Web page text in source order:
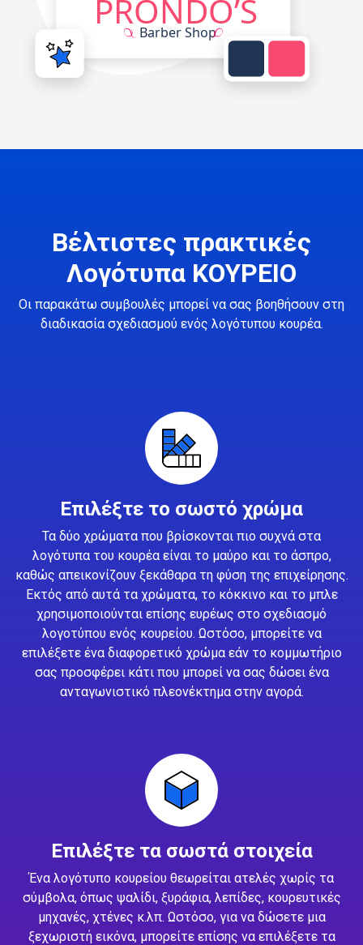
Βέλτιστες πρακτικές
Λογότυπα ΚΟΥΡΕΙΟ
Οι παρακάτω συμβουλές μπορεί να σας βοηθήσουν στη
διαδικασία σχεδιασμού ενός λογότυπου κουρέα.
Επιλέξτε το σωστό χρώμα
Τα δύο χρώματα που βρίσκονται πιο συχνά στα
λογότυπα του κουρέα είναι το μαύρο και το άσπρο,
καθώς απεικονίζουν ξεκάθαρα τη φύση της επιχείρησης.
Εκτός από αυτά τα χρώματα, το κόκκινο και το μπλε
χρησιμοποιούνται επίσης ευρέως στο σχεδιασμό
λογοτύπου ενός κουρείου. Ωστόσο, μπορείτε να
επιλέξετε ένα διαφορετικό χρώμα εάν το κομμωτήριο
σας προσφέρει κάτι που μπορεί να σας δώσει ένα
ανταγωνιστικό πλεονέκτημα στην αγορά.
Επιλέξτε τα σωστά στοιχεία
Ένα λογότυπο κουρείου θεωρείται ατελές χωρίς τα
σύμβολα, όπως ψαλίδι, ξυράφια, λεπίδες, κουρευτικές
μηχανές, χτένες κ.λπ. Ωστόσο, για να δώσετε μια
ξεχωριστή εικόνα, μπορείτε επίσης να επιλέξετε τα